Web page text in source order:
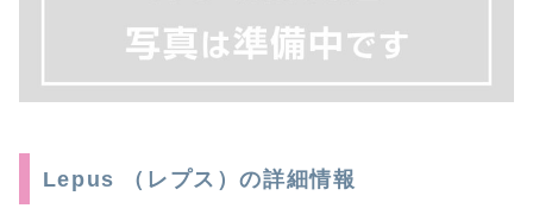
Lepus （レプス）の詳細情報